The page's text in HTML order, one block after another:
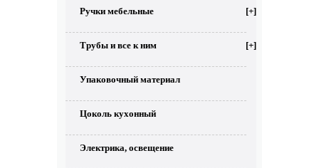
Ручки мебельные [+]
Трубы и все к ним [+]
Упаковочный материал
Цоколь кухонный
Электрика, освещение